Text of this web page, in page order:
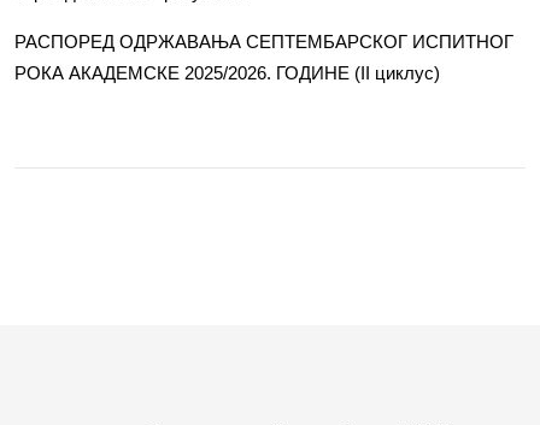
РАСПОРЕД ОДРЖАВАЊА СЕПТЕМБАРСКОГ ИСПИТНОГ
РОКА АКАДЕМСКЕ 2025/2026. ГОДИНЕ (II циклус)